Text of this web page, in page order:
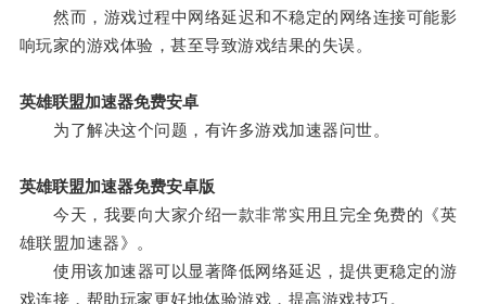
然而，游戏过程中网络延迟和不稳定的网络连接可能影
响玩家的游戏体验，甚至导致游戏结果的失误。
英雄联盟加速器免费安卓
为了解决这个问题，有许多游戏加速器问世。
英雄联盟加速器免费安卓版
今天，我要向大家介绍一款非常实用且完全免费的《英
雄联盟加速器》。
使用该加速器可以显著降低网络延迟，提供更稳定的游
戏连接，帮助玩家更好地体验游戏，提高游戏技巧。